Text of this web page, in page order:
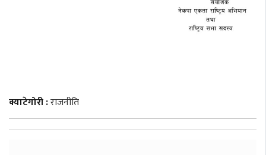
क्याटेगोरी :राजनीति